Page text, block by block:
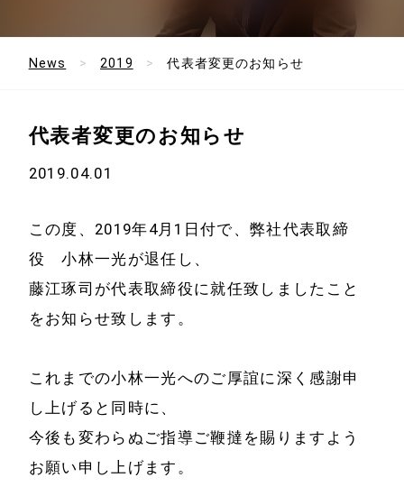
ホーム
サービス
事例と実績
事例と実績
会社情報
会社概要
づく表示
News 2019 代表者変更のお知らせ
代表者変更のお知らせ
2019.04.01
この度、2019年4月1日付で、弊社代表取締
役 小林一光が退任し、
藤江琢司が代表取締役に就任致しましたこと
をお知らせ致します。
これまでの小林一光へのご厚誼に深く感謝申
し上げると同時に、
今後も変わらぬご指導ご鞭撻を賜りますよう
お願い申し上げます。